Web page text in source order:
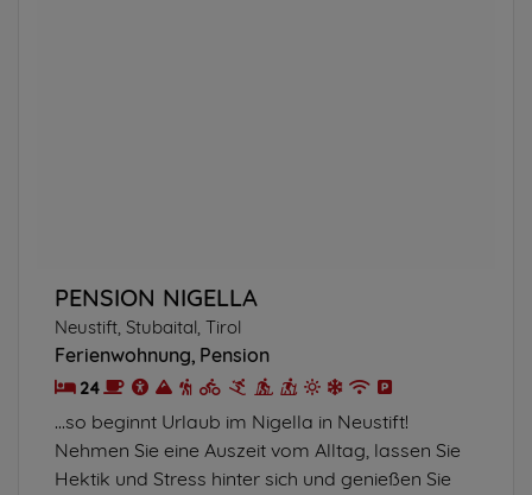
PENSION NIGELLA
Neustift, Stubaital, Tirol
Ferienwohnung Pension
24
...so beginnt Urlaub im Nigella in Neustift!
Nehmen Sie eine Auszeit vom Alltag, lassen Sie
Hektik und Stress hinter sich und genießen Sie